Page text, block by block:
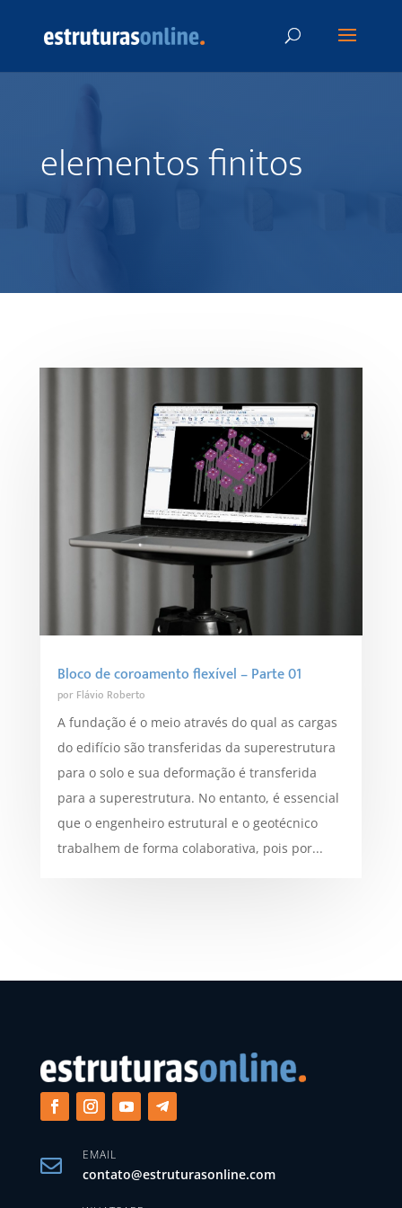
elementos finitos
Bloco de coroamento flexível – Parte 01
por Flávio Roberto
A fundação é o meio através do qual as cargas
do edifício são transferidas da superestrutura
para o solo e sua deformação é transferida
para a superestrutura. No entanto, é essencial
que o engenheiro estrutural e o geotécnico
trabalhem de forma colaborativa, pois por...

EMAIL
contato@estruturasonline.com